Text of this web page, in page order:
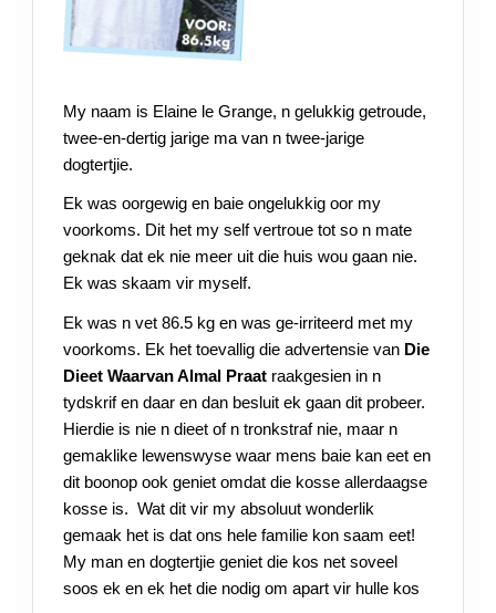
My naam is Elaine le Grange, n gelukkig getroude,
twee-en-dertig jarige ma van n twee-jarige
dogtertjie.
Ek was oorgewig en baie ongelukkig oor my
voorkoms. Dit het my self vertroue tot so n mate
geknak dat ek nie meer uit die huis wou gaan nie.
Ek was skaam vir myself.
Ek was n vet 86.5 kg en was ge-irriteerd met my
voorkoms. Ek het toevallig die advertensie van Die
Dieet Waarvan Almal Praatraakgesien in n
tydskrif en daar en dan besluit ek gaan dit probeer.
Hierdie is nie n dieet of n tronkstraf nie, maar n
gemaklike lewenswyse waar mens baie kan eet en
dit boonop ook geniet omdat die kosse allerdaagse
kosse is. Wat dit vir my absoluut wonderlik
gemaak het is dat ons hele familie kon saam eet!
My man en dogtertjie geniet die kos net soveel
soos ek en ek het die nodig om apart vir hulle kos